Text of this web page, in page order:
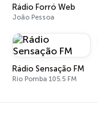
Rádio Forró Web
João Pessoa
Rádio Sensação FM
Rio Pomba 105.5 FM